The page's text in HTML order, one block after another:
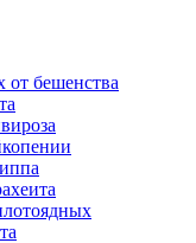
бешенства